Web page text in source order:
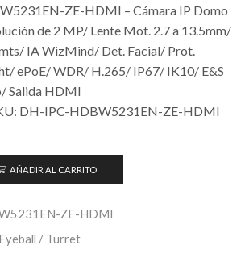
ZE-HDMI – Cámara IP Domo
de 2 MP/ Lente Mot. 2.7 a 13.5mm/
IA WizMind/ Det. Facial/ Prot.
ePoE/ WDR/ H.265/ IP67/ IK10/ E&S
Salida HDMI
DH-IPC-HDBW5231EN-ZE-HDMI
AÑADIR AL CARRITO
ZE-HDMI
/ Turret